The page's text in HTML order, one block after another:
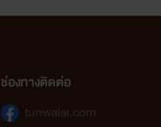
ช่องทางติดต่อ
tunwalai.com